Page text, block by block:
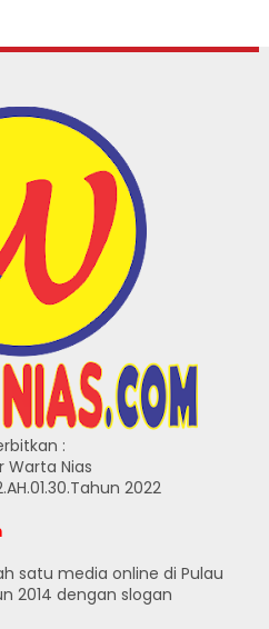
:
Warta Nias
2022
satu media online di Pulau
2014 dengan slogan